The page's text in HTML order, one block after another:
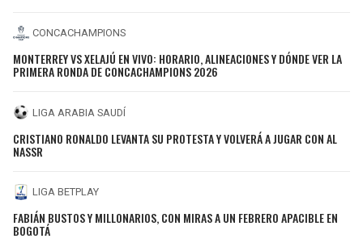
CONCACHAMPIONS
MONTERREY VS XELAJÚ EN VIVO: HORARIO, ALINEACIONES Y DÓNDE VER LA
PRIMERA RONDA DE CONCACHAMPIONS 2026
LIGA ARABIA SAUDÍ
CRISTIANO RONALDO LEVANTA SU PROTESTA Y VOLVERÁ A JUGAR CON AL
NASSR
LIGA BETPLAY
FABIÁN BUSTOS Y MILLONARIOS, CON MIRAS A UN FEBRERO APACIBLE EN
BOGOTÁ